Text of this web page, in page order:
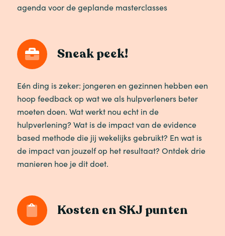
agenda voor de geplande masterclasses
Sneak peek!
Eén ding is zeker: jongeren en gezinnen hebben een
hoop feedback op wat we als hulpverleners beter
moeten doen. Wat werkt nou echt in de
hulpverlening? Wat is de impact van de evidence
based methode die jij wekelijks gebruikt? En wat is
de impact van jouzelf op het resultaat? Ontdek drie
manieren hoe je dit doet.
Kosten en SKJ punten